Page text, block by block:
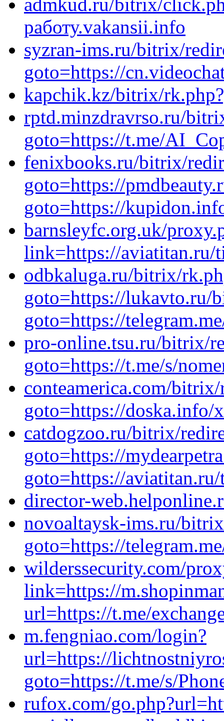
работу.vakansii.info
syzran-ims.ru/bitrix/
goto=https://
kapchik.kz/bitrix/
rptd.minzdravrso.ru/
goto=https://t.me/
fenixbooks.ru/bitrix/
goto=https://
goto=https://
barnsleyfc.org.uk/
link=https://aviatitan.ru/
odbkaluga.ru/bitrix/
goto=https://lukavto.ru/
goto=https://
pro-online.tsu.ru/bitrix/
goto=https://t.me/s/
conteamerica.com/
goto=https://doska.info/
catdogzoo.ru/bitrix/
goto=https://
goto=https://
director-
novoaltaysk-ims.ru/
goto=https://
wilderssecurity.com/
link=https://
url=https://t.me/
m.fengniao.com/login?
url=https://
goto=https://t.me/s/
rufox.com/